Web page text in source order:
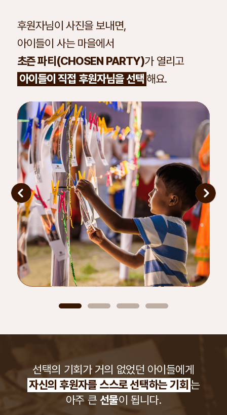
후원자님이 사진을 보내면,
아이들이 사는 마을에서
초즌 파티(CHOSEN PARTY)가 열리고
아이들이 직접 후원자님을 선택 해요.
선택의 기회가 거의 없었던 아이들에게
자신의 후원자를 스스로 선택하는 기회 는
아주 큰선물이 됩니다.